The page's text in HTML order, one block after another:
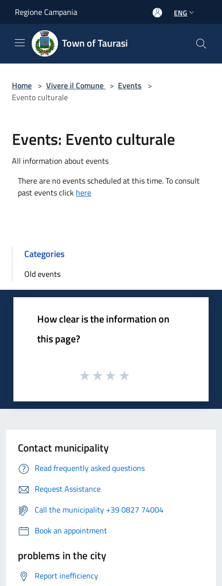
Regione Campania ENG
Town of Taurasi
Home > Vivere il Comune > Events >
Evento culturale
Events: Evento culturale
All information about events
There are no events scheduled at this time. To consult
past events click here
Categories
Old events
How clear is the information on
this page?
Contact municipality
Read frequently asked questions
Request Assistance
Call the municipality +39 0827 74004
Book an appointment
problems in the city
Report inefficiency